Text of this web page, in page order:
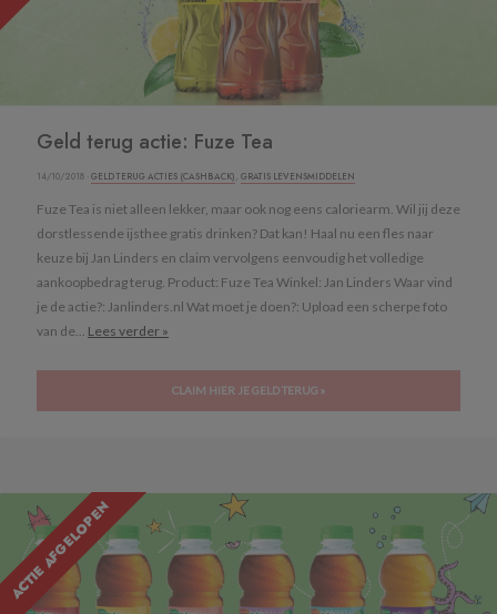
Geld terug actie: Fuze Tea
14/10/2018 · GELD TERUG ACTIES (CASHBACK), GRATIS LEVENSMIDDELEN
Fuze Tea is niet alleen lekker, maar ook nog eens caloriearm. Wil jij deze
dorstlessende ijsthee gratis drinken? Dat kan! Haal nu een fles naar
keuze bij Jan Linders en claim vervolgens eenvoudig het volledige
aankoopbedrag terug. Product: Fuze Tea Winkel: Jan Linders Waar vind
je de actie?: Janlinders.nl Wat moet je doen?: Upload een scherpe foto
van de... Lees verder »
CLAIM HIER JE GELD TERUG »
ACTIE AFGELOPEN